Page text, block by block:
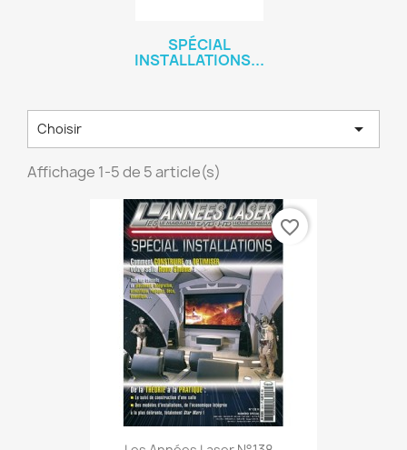
SPÉCIAL
INSTALLATIONS...
Choisir 
Affichage 1-5 de 5 article(s)
favorite_border